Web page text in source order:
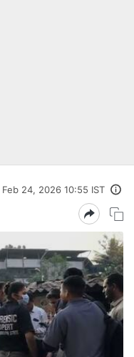
Feb 24, 2026 10:55 IST